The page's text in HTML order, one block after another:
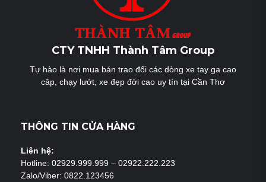
CTY TNHH Thành Tâm Group
Tự hào là nơi mua bán trao đổi các dòng xe tay ga cao
câp, chạy lướt, xe đẹp đời cao uy tín tại Cần Thơ
THÔNG TIN CỬA HÀNG
Liên hệ:
Hotline: 02929.999.999 – 02922.222.223
Zalo/Viber: 0822.123456